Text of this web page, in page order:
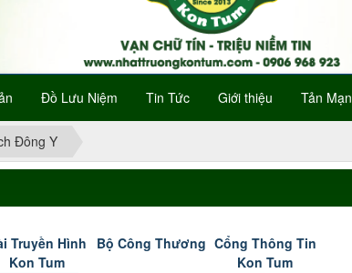
Đồ Lưu Niệm Tin Tức Giới thiệu Tản Mạn
Đông Y
Truyền Hình
Kon Tum
Bộ Công Thương Cổng Thông Tin
Kon Tum